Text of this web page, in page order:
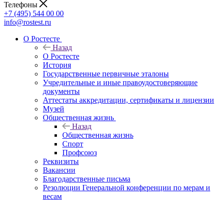
Телефоны
+7 (495) 544 00 00
info@rostest.ru
О Ростесте
Назад
О Ростесте
История
Государственные первичные эталоны
Учредительные и иные правоудостоверяющие
документы
Аттестаты аккредитации, сертификаты и лицензии
Музей
Общественная жизнь
Назад
Общественная жизнь
Спорт
Профсоюз
Реквизиты
Вакансии
Благодарственные письма
Резолюции Генеральной конференции по мерам и
весам